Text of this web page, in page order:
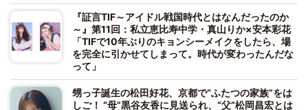
『証言TIF～アイドル戦国時代とはなんだったのか
～』第11回：私立恵比寿中学・真山りか×安本彩花
「TIFで10年ぶりのキョンシーメイクをしたら、場
を完全に引かせてしまって。時代が変わったんだな
って」
甥っ子誕生の松田好花、京都で“ふたつの家族”をは
しご！ “母”黒谷友香に見送られ、“父”松岡昌宏とは